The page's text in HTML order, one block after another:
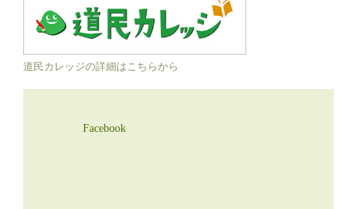
道民カレッジの詳細はこちらから
Facebook